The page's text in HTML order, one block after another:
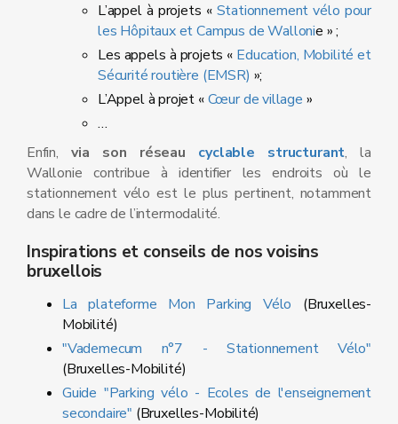
L’appel à projets « Stationnement vélo pour
les Hôpitaux et Campus de Wallonie » ;
Les appels à projets « Education, Mobilité et
Sécurité routière (EMSR) »;
L’Appel à projet «Cœur de village »
…
Enfin, via son réseau cyclable structurant, la
Wallonie contribue à identifier les endroits où le
stationnement vélo est le plus pertinent, notamment
dans le cadre de l’intermodalité.
Inspirations et conseils de nos voisins
bruxellois
La plateforme Mon Parking Vélo (Bruxelles-
Mobilité)
"Vademecum n°7 - Stationnement Vélo"
(Bruxelles-Mobilité)
Guide "Parking vélo - Ecoles de l'enseignement
secondaire" (Bruxelles-Mobilité)